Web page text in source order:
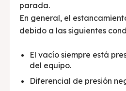
parada.
En general, el
debido a las siguientes
El vacío siempre está
del equipo.
Diferencial de presión